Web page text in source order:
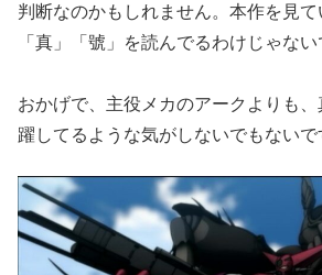
判断なのかもしれません。本作を見て
「真」「號」を読んでるわけじゃない
おかげで、主役メカのアークよりも
躍してるような気がしないでもないで